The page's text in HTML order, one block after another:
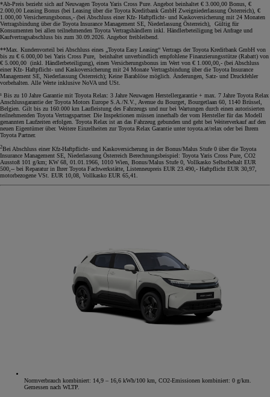
*Ab-Preis bezieht sich auf Neuwagen Toyota Yaris Cross Pure. Angebot beinhaltet € 3.000,00 Bonus, €
2.000,00 Leasing Bonus (bei Leasing über die Toyota Kreditbank GmbH Zweigniederlassung Österreich), €
1.000,00 Versicherungsbonus,- (bei Abschluss einer Kfz- Haftpflicht- und Kaskoversicherung mit 24 Monaten
Vertragsbindung über die Toyota Insurance Management SE, Niederlassung Österreich), Gültig für
Konsumenten bei allen teilnehmenden Toyota Vertragshändlern inkl. Händlerbeteiligung bei Anfrage und
Kaufvertragsabschluss bis zum 30.09.2026. Angebot freibleibend.
**Max. Kundenvorteil bei Abschluss eines „Toyota Easy Leasing“ Vertrags der Toyota Kreditbank GmbH von
bis zu € 6.000,00 bei Yaris Cross Pure, beinhaltet unverbindlich empfohlene Finanzierungsstütze (Rabatt) von
€ 5.000,00 (inkl. Händlerbeteiligung), einen Versicherungsbonus im Wert von € 1.000,00,- (bei Abschluss
einer Kfz- Haftpflicht- und Kaskoversicherung mit 24 Monate Vertragsbindung über die Toyota Insurance
Management SE, Niederlassung Österreich); Keine Barablöse möglich. Änderungen, Satz- und Druckfehler
vorbehalten. Alle Werte inklusive NoVA und USt
¹ Bis zu 10 Jahre Garantie mit Toyota Relax: 3 Jahre Neuwagen Herstellergarantie + max. 7 Jahre Toyota Relax
Anschlussgarantie der Toyota Motors Europe S.A./N.V., Avenue du Bourget, Bourgetlaan 60, 1140 Brüssel,
Belgien. Gilt bis zu 160.000 km Laufleistung des Fahrzeugs und nur bei Wartungen durch einen autorisierten
teilnehmenden Toyota Vertragspartner. Die Inspektionen müssen innerhalb der vom Hersteller für das Modell
genannten Laufzeiten erfolgen. Toyota Relax ist an das Fahrzeug gebunden und geht bei Weiterverkauf auf den
neuen Eigentümer über. Weitere Einzelheiten zur Toyota Relax Garantie unter toyota.at/relax oder bei Ihrem
Toyota Partner.
2Bei Abschluss einer Kfz-Haftpflicht- und Kaskoversicherung in der Bonus/Malus Stufe 0 über die Toyota
Insurance Management SE, Niederlassung Österreich Berechnungsbeispiel: Toyota Yaris Cross Pure, CO2
Ausstoß 101 g/km; KW 68, 01.01.1966, 1010 Wien, Bonus/Malus Stufe 0, Vollkasko Selbstbehalt EUR
500,-- bei Reparatur in Ihrer Toyota Fachwerkstätte, Listenneupreis EUR 23.490,- Haftpflicht EUR 30,97,
motorbezogene VSt. EUR 10,08, Vollkasko EUR 65,41.
Normverbrauch kombiniert: 14,9 – 16,6 kWh/100 km, CO2-Emissionen kombiniert: 0 g/km.
Gemessen nach WLTP.